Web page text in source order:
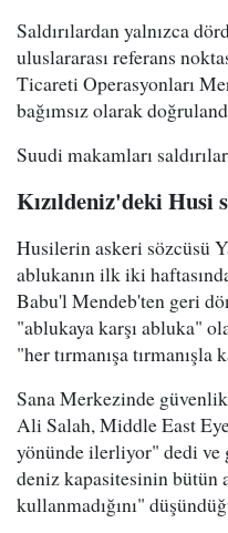
Saldırılardan yalnızca
uluslararası referans
Ticareti Operasyonları
bağımsız olarak
Suudi makamları
Kızıldeniz'deki Husi
Husilerin askeri sözcüsü
ablukanın ilk iki
Babu'l Mendeb'ten geri
"ablukaya karşı abluka"
"her tırmanışa
Sana Merkezinde güvenlik
Ali Salah, Middle East
yönünde ilerliyor" dedi ve
deniz kapasitesinin bütün
kullanmadığını"